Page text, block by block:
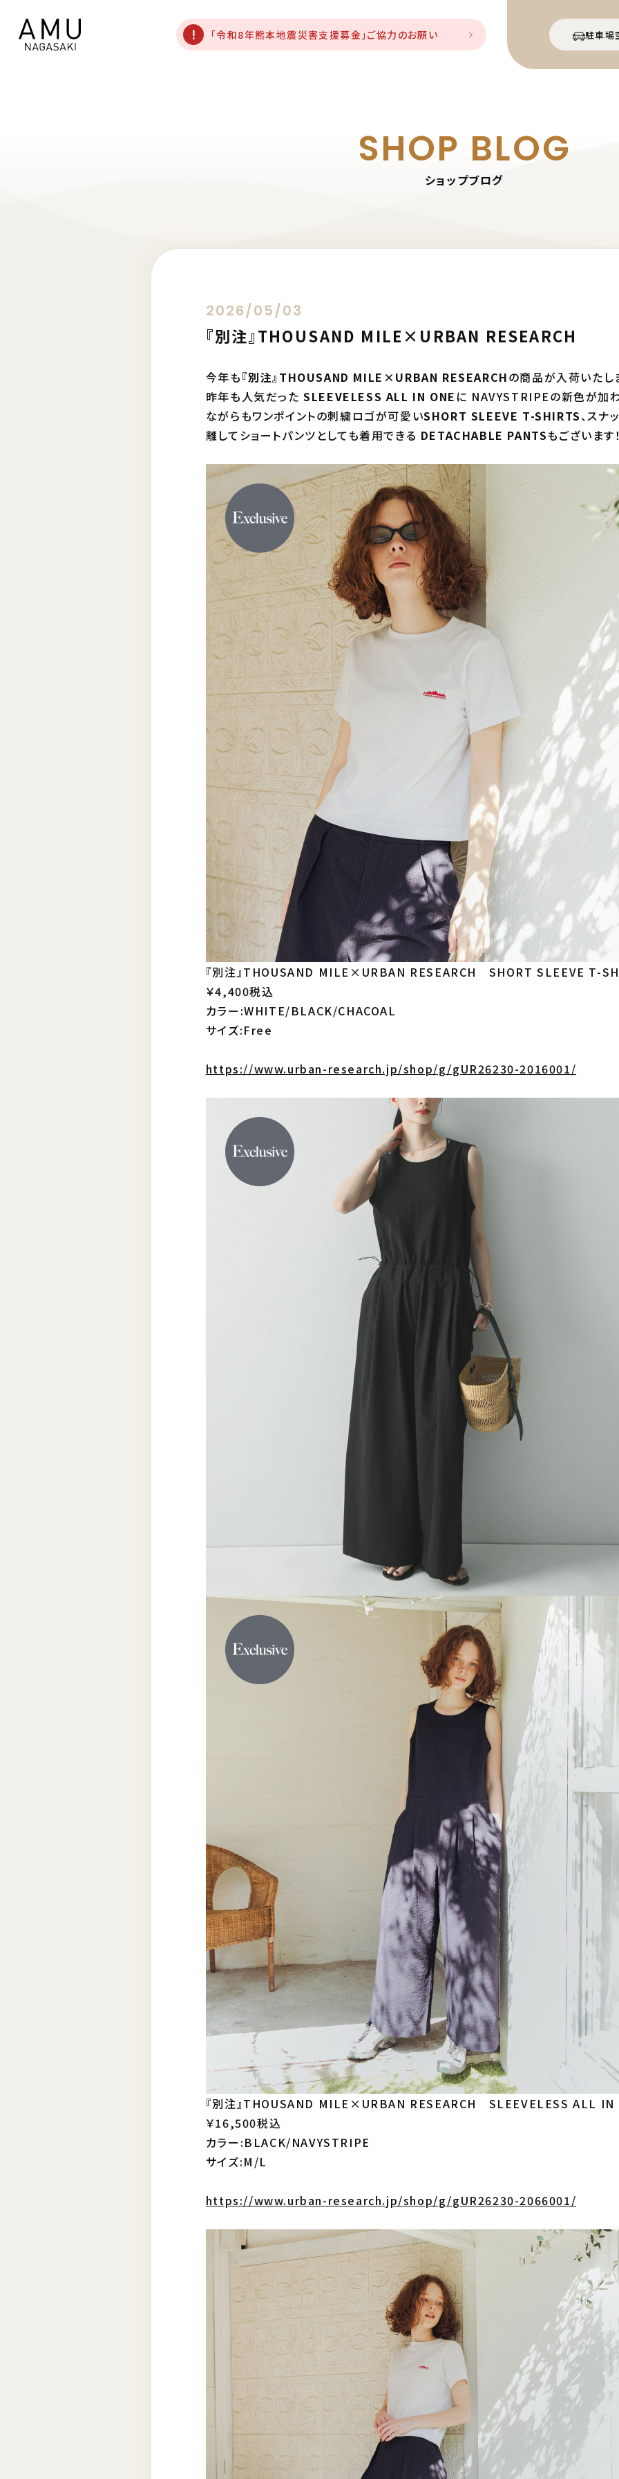
駐車場
「令和8年熊本地震災害支援募金」ご協力のお願い
SHOP BLOG
ショップブログ
2026/05/03
『別注』THOUSAND MILE×URBAN RESEARCH
今年も『別注』THOUSAND MILE×URBAN RESEARCHの商品が入荷いたし
昨年も人気だったSLEEVELESS ALL IN ONE に NAVYSTRIPEの新色が加
ながらもワンポイントの刺繍ロゴが可愛いSHORT SLEEVE T-SHIRTS、スナ
離してショートパンツとしても着用できる DETACHABLE PANTSもございます
『別注』THOUSAND MILE×URBAN RESEARCH SHORT SLEEVE T-
￥4,400税込
カラー:WHITE/BLACK/CHACOAL
サイズ:Free
https://www.urban-research.jp/shop/g/gUR26230-2016001/
『別注』THOUSAND MILE×URBAN RESEARCH SLEEVELESS ALL IN
￥16,500税込
カラー:BLACK/NAVYSTRIPE
サイズ:M/L
https://www.urban-research.jp/shop/g/gUR26230-2066001/